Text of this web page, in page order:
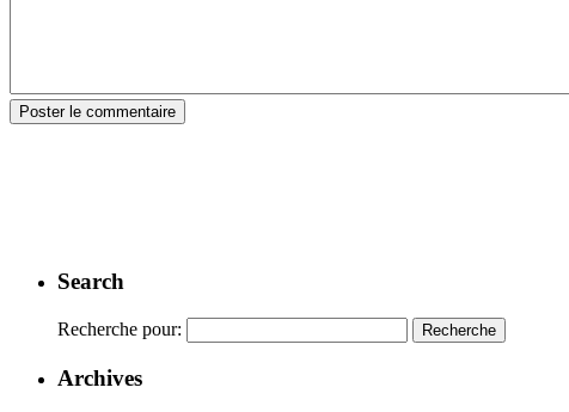
Search
Recherche pour:
Archives